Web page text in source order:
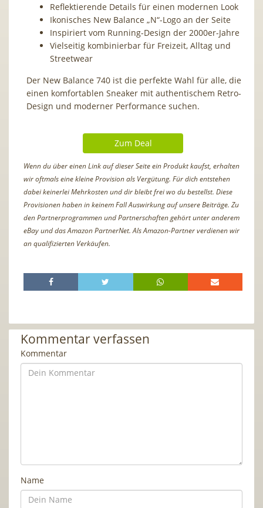
Reflektierende Details für einen modernen Look
Ikonisches New Balance „N“-Logo an der Seite
Inspiriert vom Running-Design der 2000er-Jahre
Vielseitig kombinierbar für Freizeit, Alltag und
Streetwear
Der New Balance 740 ist die perfekte Wahl für alle, die
einen komfortablen Sneaker mit authentischem Retro-
Design und moderner Performance suchen.
Zum Deal
Wenn du über einen Link auf dieser Seite ein Produkt kaufst, erhalten
wir oftmals eine kleine Provision als Vergütung. Für dich entstehen
dabei keinerlei Mehrkosten und dir bleibt frei wo du bestellst. Diese
Provisionen haben in keinem Fall Auswirkung auf unsere Beiträge. Zu
den Partnerprogrammen und Partnerschaften gehört unter anderem
eBay und das Amazon PartnerNet. Als Amazon-Partner verdienen wir
an qualifizierten Verkäufen.
Kommentar verfassen
Kommentar
Name